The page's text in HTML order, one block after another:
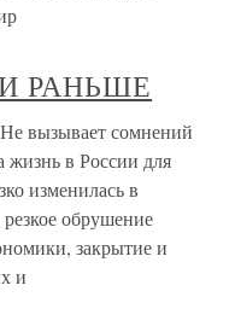
РАНЬШЕ
сомнений
жизнь в России для
изменилась в
обрушение
закрытие и
и